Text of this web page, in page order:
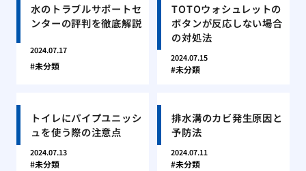
水のトラブルサポートセ
ンターの評判を徹底解説
2024.07.17
未分類
TOTOウォシュレットの
ボタンが反応しない場合
の対処法
2024.07.15
未分類
トイレにパイプユニッシ
ュを使う際の注意点
2024.07.13
未分類
排水溝のカビ発生原因と
予防法
2024.07.11
未分類